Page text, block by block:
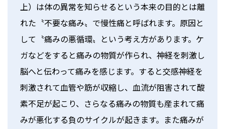
上）は体の異常を知らせるという本来の目的とは離
れた〝不要な痛み〟で慢性痛と呼ばれます。原因と
して〝痛みの悪循環〟という考え方があります。ケ
ガなどをすると痛みの物質が作られ、神経を刺激し
脳へと伝わって痛みを感じます。すると交感神経を
刺激されて血管や筋が収縮し、血流が阻害されて酸
素不足が起こり、さらなる痛みの物質も産まれて痛
みが悪化する負のサイクルが起きます。また痛みが